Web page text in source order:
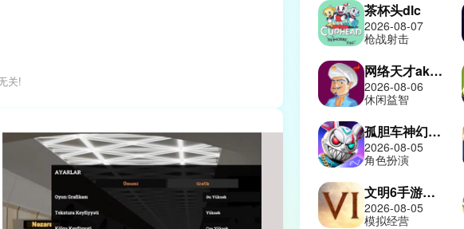
关!
茶杯头dlc
2026-08-07
枪战射击
网络天才akinatour
2026-08-06
休闲益智
孤胆车神幻影城
2026-08-05
角色扮演
文明6手游中文版
2026-08-05
模拟经营